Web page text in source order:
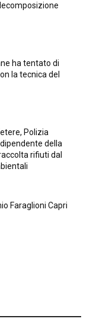
ha tentato di
la tecnica del
Polizia
della
rifiuti dal
Faraglioni Capri